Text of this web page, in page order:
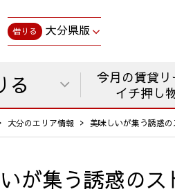
借りる 大分県版
る
今月の賃貸
イチ押し
大分のエリア情報 美味しいが集う誘惑の
が集う誘惑のス